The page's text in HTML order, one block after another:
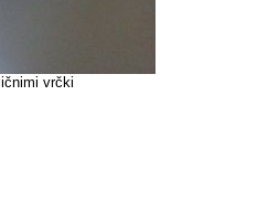
vrčki